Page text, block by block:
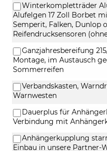
Winterkompletträder
Alufelgen 17 Zoll Borbet
Semperit, Falken, Dunlop
Reifendrucksensoren
Ganzjahresbereifung
Montage, im Austausch
Sommerreifen
Verbandskasten,
Warnwesten
Dauerplus für
Verbindung mit
Anhängerkupplung
Einbau in unsere Partner-